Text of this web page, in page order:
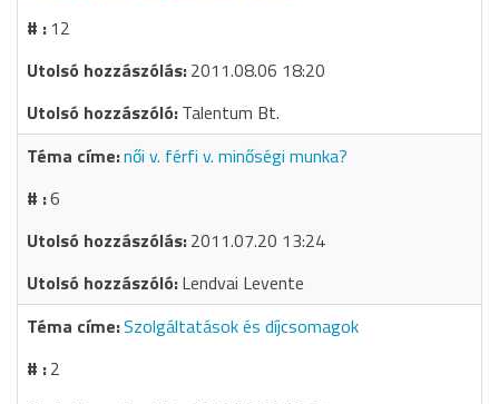
12
2011.08.06 18:20
Talentum Bt.
női v. férfi v. minőségi munka?
6
2011.07.20 13:24
Lendvai Levente
Szolgáltatások és díjcsomagok
2